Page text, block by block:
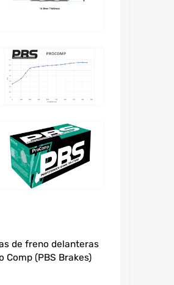
de freno delanteras
Comp (PBS Brakes)